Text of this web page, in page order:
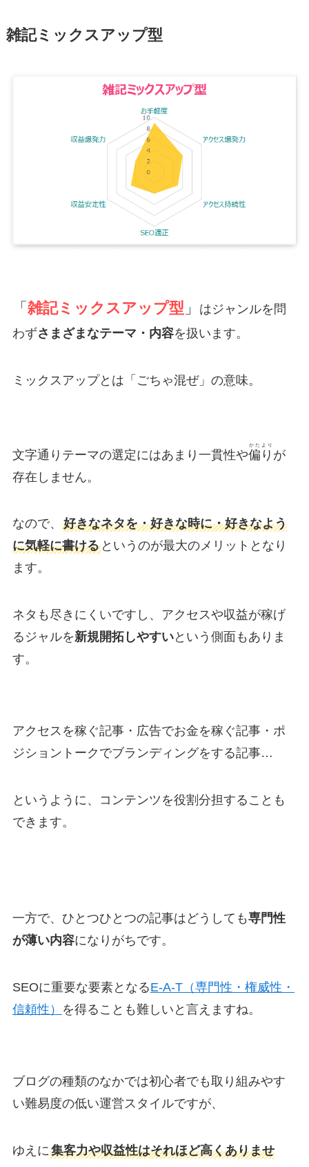
雑記ミックスアップ型
「 雑記ミックスアップ型 」
はジャンルを問
わずさまざまなテーマ・内容を扱います。
ミックスアップとは「ごちゃ混ぜ」の意味。
文字通りテーマの選定にはあまり一貫性や偏り
かたより
が
存在しません。
なので、 好きなネタを・好きな時に・好きなよう
に気軽に書けるというのが最大のメリットとなり
ます。
ネタも尽きにくいですし、アクセスや収益が稼げ
るジャルを新規開拓しやすいという側面もありま
す。
アクセスを稼ぐ記事・広告でお金を稼ぐ記事・ポ
ジショントークでブランディングをする記事…
というように、コンテンツを役割分担することも
できます。
一方で、ひとつひとつの記事はどうしても専門性
が薄い内容になりがちです。
SEOに重要な要素となるE-A-T（専門性・権威性・
信頼性）
を得ることも難しいと言えますね。
ブログの種類のなかでは初心者でも取り組みやす
い難易度の低い運営スタイルですが、
ゆえに集客力や収益性はそれほど高くありませ